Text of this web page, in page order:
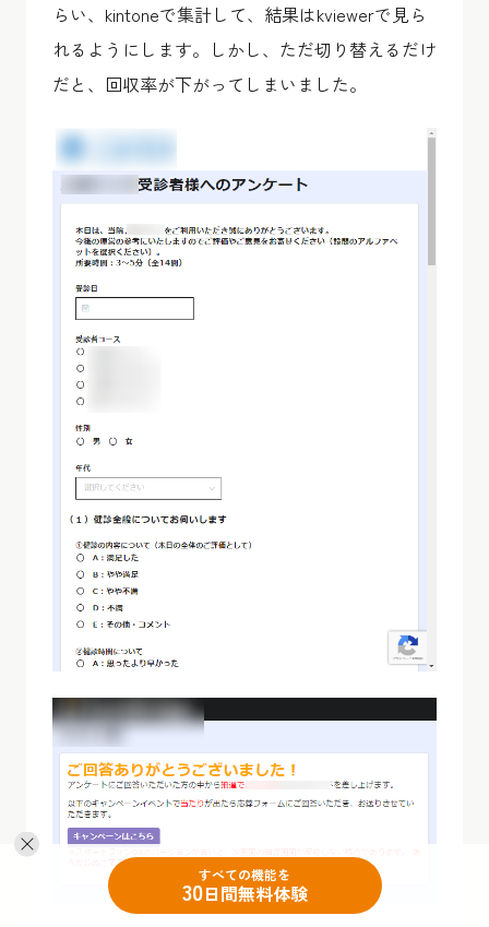
らい、kintoneで集計して、結果はkviewerで見ら
れるようにします。しかし、ただ切り替えるだけ
だと、回収率が下がってしまいました。
すべての機能を
30日間無料体験